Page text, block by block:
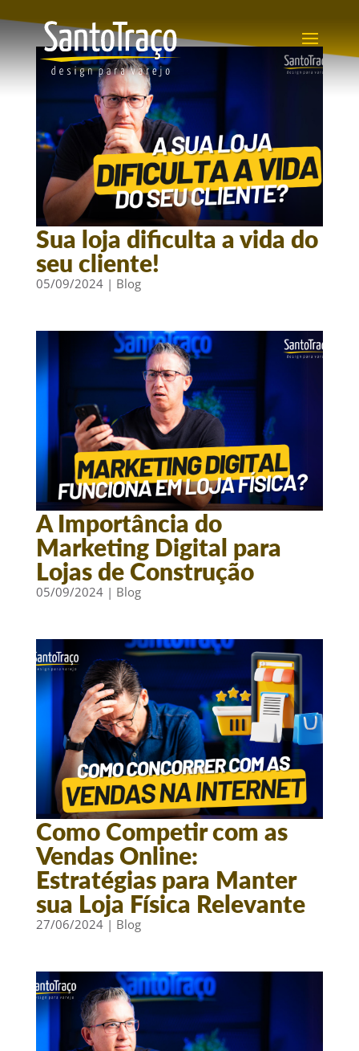
Sua loja dificulta a vida do
seu cliente!
05/09/2024| Blog
A Importância do
Marketing Digital para
Lojas de Construção
05/09/2024| Blog
Como Competir com as
Vendas Online:
Estratégias para Manter
sua Loja Física Relevante
27/06/2024| Blog